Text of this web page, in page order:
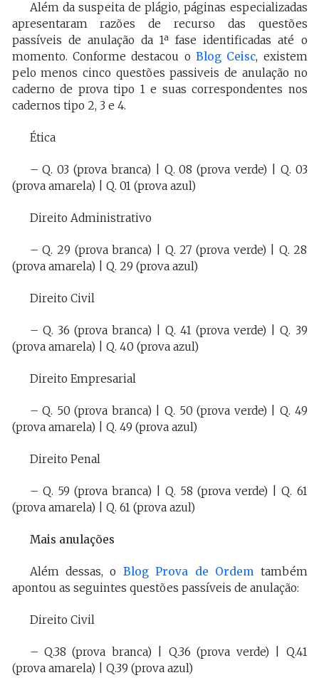
Além da suspeita de plágio, páginas especializadas
apresentaram razões de recurso das questões
passíveis de anulação da 1ª fase identificadas até o
momento. Conforme destacou o Blog Ceisc, existem
pelo menos cinco questões passiveis de anulação no
caderno de prova tipo 1 e suas correspondentes nos
cadernos tipo 2, 3 e 4.
Ética
– Q. 03 (prova branca) | Q. 08 (prova verde) | Q. 03
(prova amarela) | Q. 01 (prova azul)
Direito Administrativo
– Q. 29 (prova branca) | Q. 27 (prova verde) | Q. 28
(prova amarela) | Q. 29 (prova azul)
Direito Civil
– Q. 36 (prova branca) | Q. 41 (prova verde) | Q. 39
(prova amarela) | Q. 40 (prova azul)
Direito Empresarial
– Q. 50 (prova branca) | Q. 50 (prova verde) | Q. 49
(prova amarela) | Q. 49 (prova azul)
Direito Penal
– Q. 59 (prova branca) | Q. 58 (prova verde) | Q. 61
(prova amarela) | Q. 61 (prova azul)
Mais anulações
Além dessas, o Blog Prova de Ordem também
apontou as seguintes questões passíveis de anulação:
Direito Civil
– Q.38 (prova branca) | Q.36 (prova verde) | Q.41
(prova amarela) | Q.39 (prova azul)